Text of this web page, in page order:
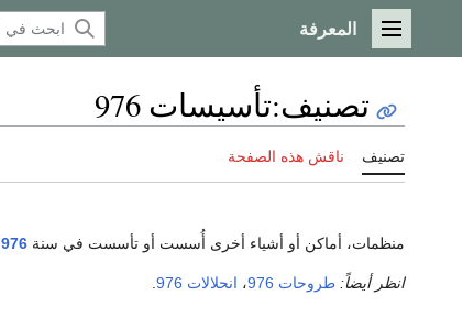
القائمة الرئيسية
المعرفة
تصنيف:تأسيسات 976
تصنيف ناقش هذه الصفحة
منظمات، أماكن أو أشياء أخرى أُسست أو تأسست في سنة 976
انظر أيضاً: طروحات 976 ، انحلالات 976